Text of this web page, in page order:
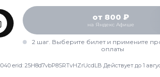
от 800 ₽
на Яндекс Афише
2 шаг. Выберите билет и примените
оплаты
erid: 25H8d7vbP8SRTvHZrUcdLB Действует до 1